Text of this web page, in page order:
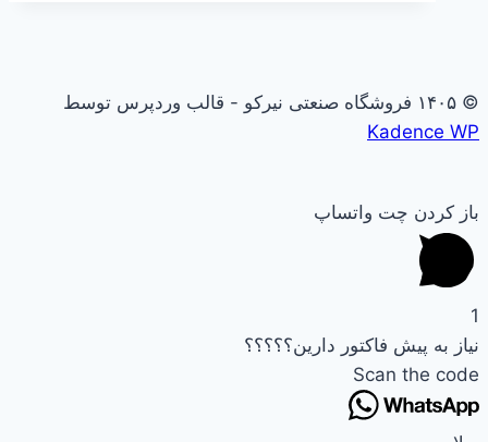
© ۱۴۰۵ فروشگاه صنعتی نیرکو - قالب وردپرس توسط
Kadence WP
باز کردن چت واتساپ
1
نیاز به پیش فاکتور دارین؟؟؟؟؟
Scan the code